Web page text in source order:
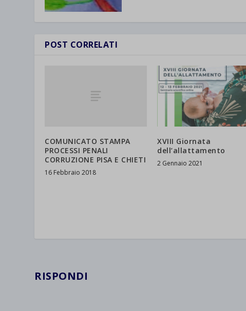
POST CORRELATI
COMUNICATO STAMPA
PROCESSI PENALI
CORRUZIONE PISA E CHIETI
16 Febbraio 2018
XVIII Giornata
dell’allattamento
2 Gennaio 2021
RISPONDI